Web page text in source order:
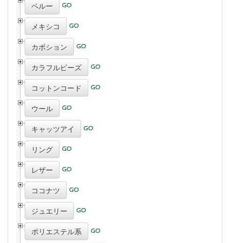
ペルー
メキシコ
カボション
カラフルビーズ
コットンコード
ウール
キャッツアイ
リング
レザー
ココナツ
ジュエリー
ポリエステル系